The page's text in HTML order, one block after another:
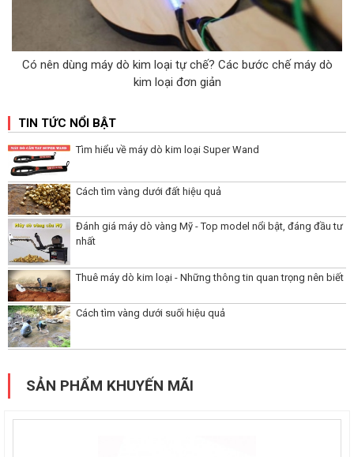
Có nên dùng máy dò kim loại tự chế? Các bước chế máy dò
kim loại đơn giản
TIN TỨC NỔI BẬT
Tìm hiểu về máy dò kim loại Super Wand
Cách tìm vàng dưới đất hiệu quả
Đánh giá máy dò vàng Mỹ - Top model nổi bật, đáng đầu tư
nhất
Thuê máy dò kim loại - Những thông tin quan trọng nên biết
Cách tìm vàng dưới suối hiệu quả
SẢN PHẨM KHUYẾN MÃI